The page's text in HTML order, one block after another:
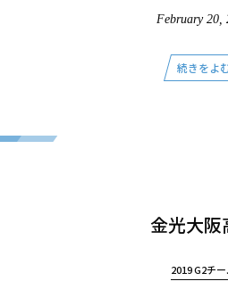
February 20,
続きをよ
金光大阪
2019 G2チ